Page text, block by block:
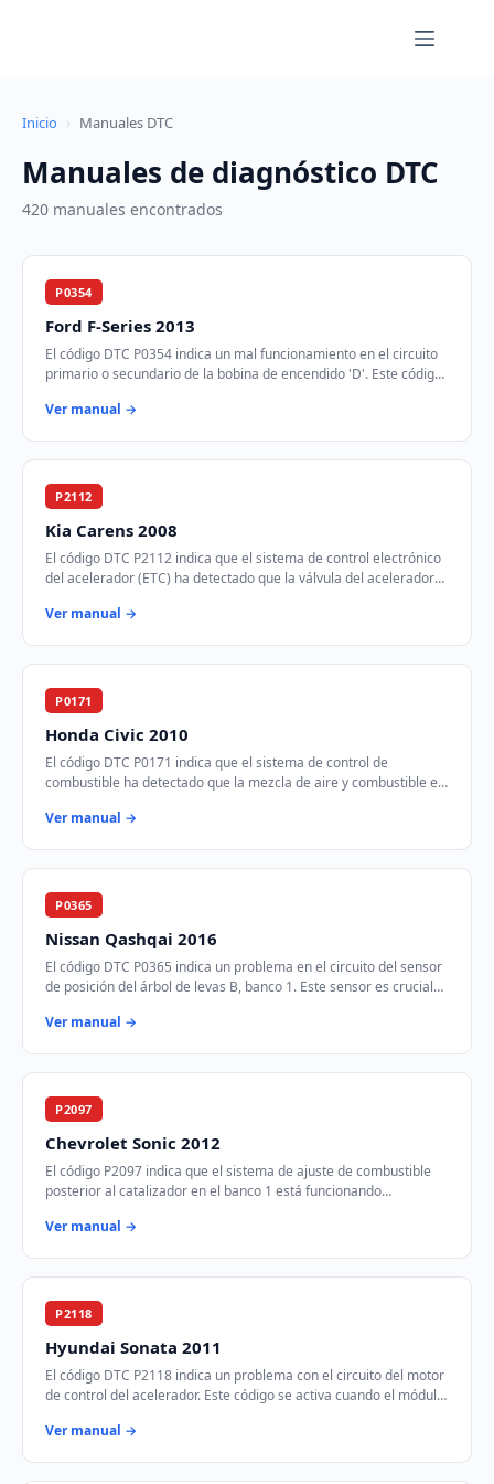
Inicio › Manuales DTC
Manuales de diagnóstico DTC
420 manuales encontrados
P0354
Ford F-Series 2013
El código DTC P0354 indica un mal funcionamiento en el circuito
primario o secundario de la bobina de encendido 'D'. Este código
Ver manual →
P2112
Kia Carens 2008
El código DTC P2112 indica que el sistema de control electrónico
del acelerador (ETC) ha detectado que la válvula del acelerador
Ver manual →
P0171
Honda Civic 2010
El código DTC P0171 indica que el sistema de control de
combustible ha detectado que la mezcla de aire y combustible es
Ver manual →
P0365
Nissan Qashqai 2016
El código DTC P0365 indica un problema en el circuito del sensor
de posición del árbol de levas B, banco 1. Este sensor es crucial
Ver manual →
P2097
Chevrolet Sonic 2012
El código P2097 indica que el sistema de ajuste de combustible
posterior al catalizador en el banco 1 está funcionando
Ver manual →
P2118
Hyundai Sonata 2011
El código DTC P2118 indica un problema con el circuito del motor
de control del acelerador. Este código se activa cuando el módulo
Ver manual →